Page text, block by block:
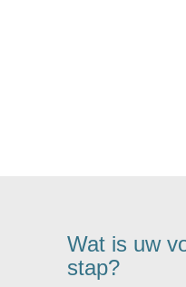
Wat is uw
stap?